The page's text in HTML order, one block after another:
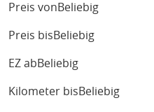
Preis von Beliebig
Preis bis Beliebig
EZ ab Beliebig
Kilometer bis Beliebig